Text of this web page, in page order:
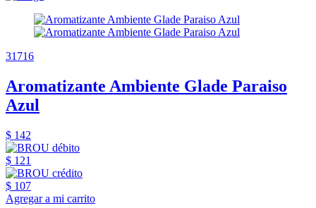
31716
Aromatizante Ambiente Glade Paraiso
Azul
$ 142
$ 121
$ 107
Agregar a mi carrito